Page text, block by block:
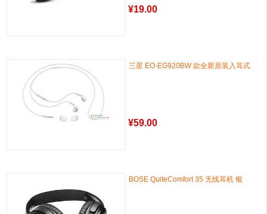
¥19.00
三星 EO-EG920BW 款全新原装入耳式
¥59.00
BOSE QuiteComfort 35 无线耳机 银